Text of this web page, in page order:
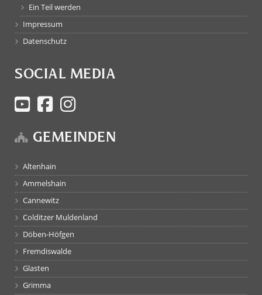
Ein Teil werden
Impressum
Datenschutz
SOCIAL MEDIA
GEMEINDEN
Altenhain
Ammelshain
Cannewitz
Colditzer Muldenland
Döben-Höfgen
Fremdiswalde
Glasten
Grimma